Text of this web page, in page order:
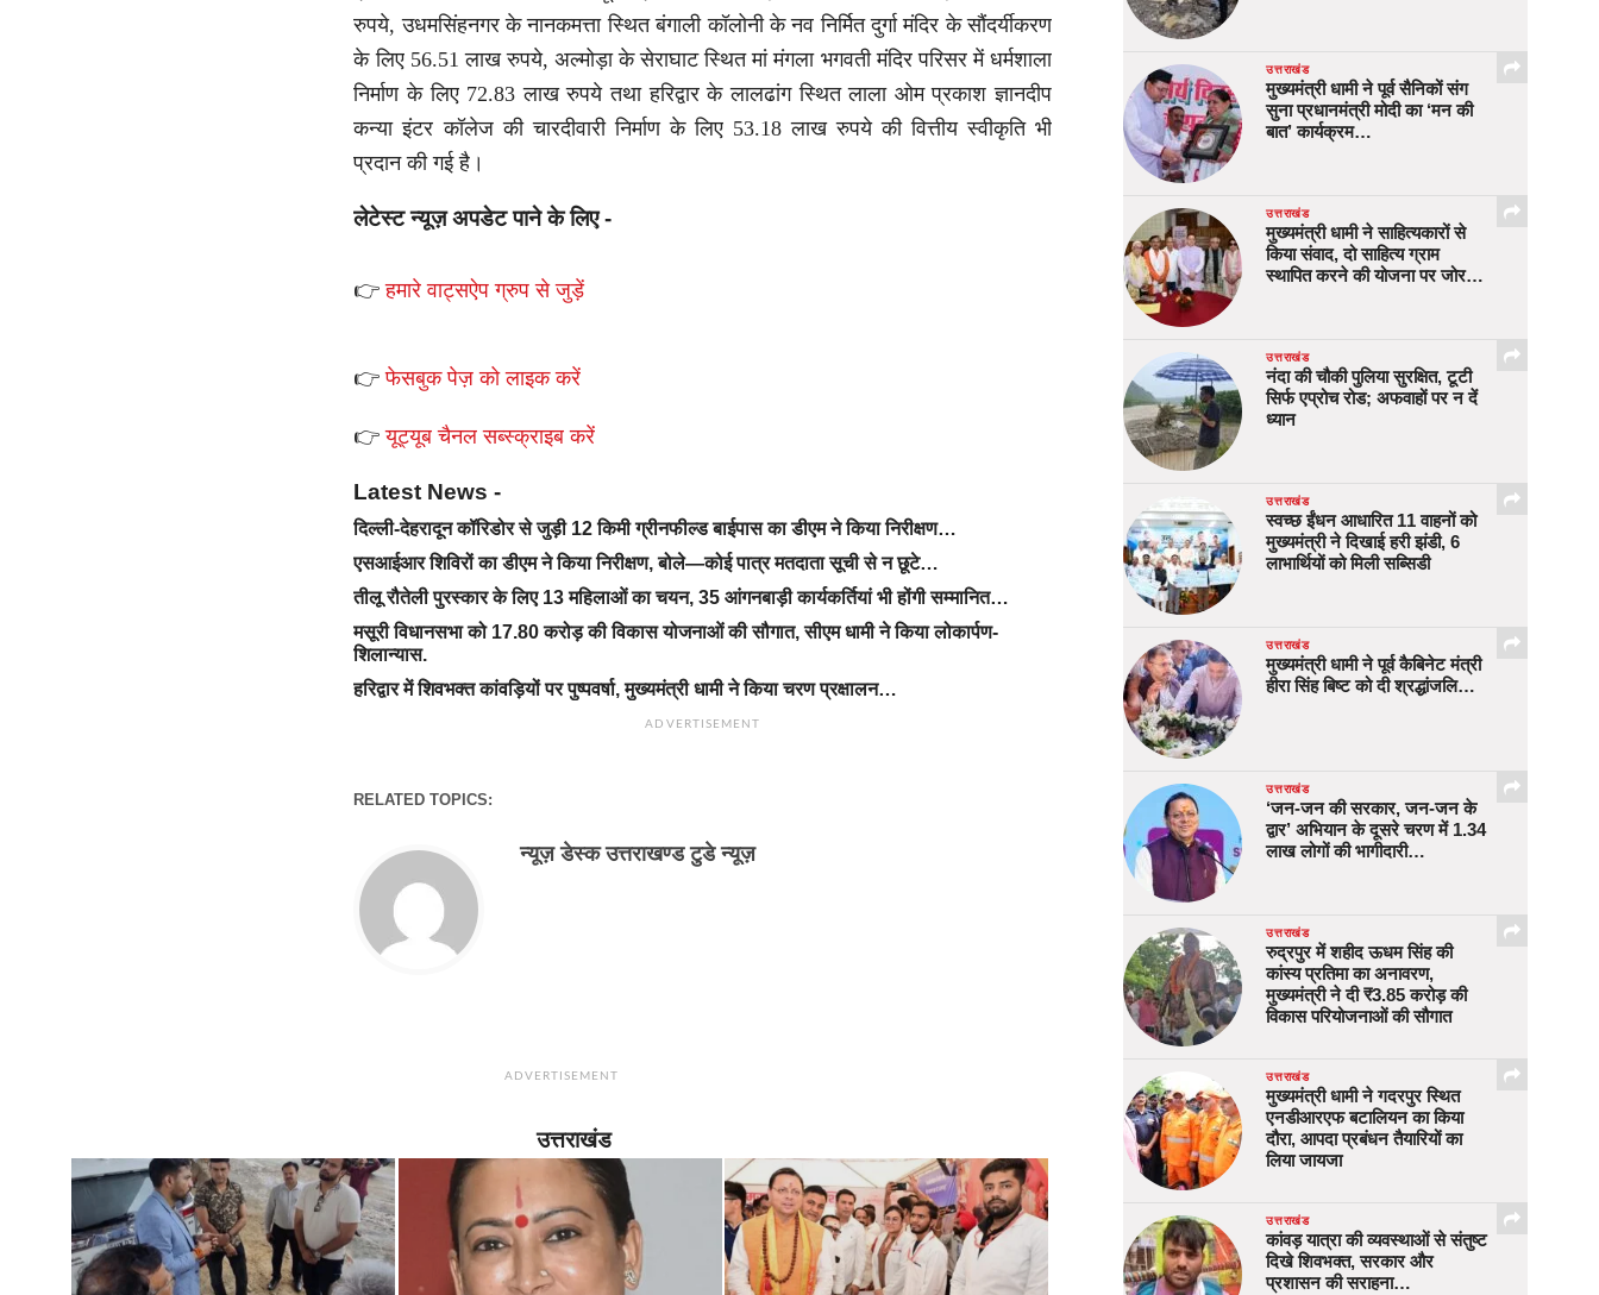
रुपये, उधमसिंहनगर के नानकमत्ता स्थित बंगाली कॉलोनी के नव निर्मित दुर्गा मंदिर के सौंदर्यीकरण
के लिए 56.51 लाख रुपये, अल्मोड़ा के सेराघाट स्थित मां मंगला भगवती मंदिर परिसर में धर्मशाला
निर्माण के लिए 72.83 लाख रुपये तथा हरिद्वार के लालढांग स्थित लाला ओम प्रकाश ज्ञानदीप
कन्या इंटर कॉलेज की चारदीवारी निर्माण के लिए 53.18 लाख रुपये की वित्तीय स्वीकृति भी
प्रदान की गई है।
लेटेस्ट न्यूज़ अपडेट पाने के लिए -
👉हमारे वाट्सऐप ग्रुप से जुड़ें
👉फेसबुक पेज़ को लाइक करें
👉यूट्यूब चैनल सब्स्क्राइब करें
Latest News -
दिल्ली-देहरादून कॉरिडोर से जुड़ी 12 किमी ग्रीनफील्ड बाईपास का डीएम ने किया निरीक्षण…
एसआईआर शिविरों का डीएम ने किया निरीक्षण, बोले—कोई पात्र मतदाता सूची से न छूटे…
तीलू रौतेली पुरस्कार के लिए 13 महिलाओं का चयन, 35 आंगनबाड़ी कार्यकर्तियां भी होंगी सम्मानित…
मसूरी विधानसभा को 17.80 करोड़ की विकास योजनाओं की सौगात, सीएम धामी ने किया लोकार्पण-
शिलान्यास.
हरिद्वार में शिवभक्त कांवड़ियों पर पुष्पवर्षा, मुख्यमंत्री धामी ने किया चरण प्रक्षालन…
ADVERTISEMENT
RELATED TOPICS:
न्यूज़ डेस्क उत्तराखण्ड टुडे न्यूज़
ADVERTISEMENT
उत्तराखंड
उत्तराखंड
मुख्यमंत्री धामी ने पूर्व सैनिकों संग
सुना प्रधानमंत्री मोदी का ‘मन की
बात’ कार्यक्रम…
उत्तराखंड
मुख्यमंत्री धामी ने साहित्यकारों से
किया संवाद, दो साहित्य ग्राम
स्थापित करने की योजना पर जोर…
उत्तराखंड
नंदा की चौकी पुलिया सुरक्षित, टूटी
सिर्फ एप्रोच रोड; अफवाहों पर न दें
ध्यान
उत्तराखंड
स्वच्छ ईंधन आधारित 11 वाहनों को
मुख्यमंत्री ने दिखाई हरी झंडी, 6
लाभार्थियों को मिली सब्सिडी
उत्तराखंड
मुख्यमंत्री धामी ने पूर्व कैबिनेट मंत्री
हीरा सिंह बिष्ट को दी श्रद्धांजलि…
उत्तराखंड
‘जन-जन की सरकार, जन-जन के
द्वार’ अभियान के दूसरे चरण में 1.34
लाख लोगों की भागीदारी…
उत्तराखंड
रुद्रपुर में शहीद ऊधम सिंह की
कांस्य प्रतिमा का अनावरण,
मुख्यमंत्री ने दी ₹3.85 करोड़ की
विकास परियोजनाओं की सौगात
उत्तराखंड
मुख्यमंत्री धामी ने गदरपुर स्थित
एनडीआरएफ बटालियन का किया
दौरा, आपदा प्रबंधन तैयारियों का
लिया जायजा
उत्तराखंड
कांवड़ यात्रा की व्यवस्थाओं से संतुष्ट
दिखे शिवभक्त, सरकार और
प्रशासन की सराहना…